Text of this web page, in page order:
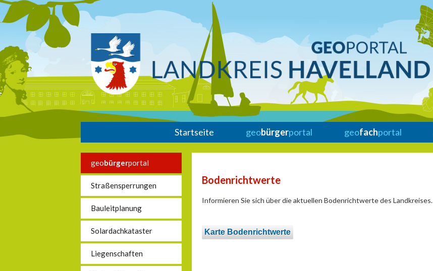
Startseite geobürgerportal geofachportal
geobürgerportal
Straßensperrungen
Bauleitplanung
Solardachkataster
Liegenschaften
Bodenrichtwerte
Informieren Sie sich über die aktuellen Bodenrichtwerte des Landkreises.
Karte Bodenrichtwerte